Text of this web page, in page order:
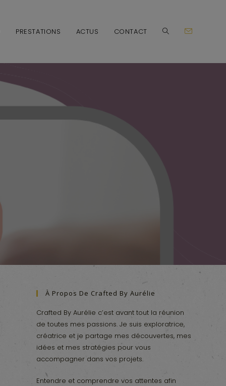
PRESTATIONS ACTUS CONTACT
À Propos De Crafted By Aurélie
Crafted By Aurélie c’est avant tout la réunion
de toutes mes passions. Je suis exploratrice,
créatrice et je partage mes découvertes, mes
idées et mes stratégies pour vous
accompagner dans vos projets.
Entendre et comprendre vos attentes afin